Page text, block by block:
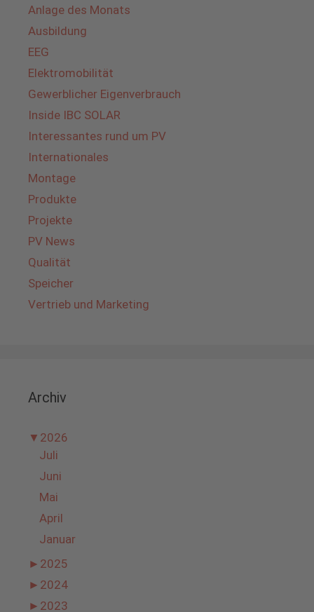
Anlage des Monats
Ausbildung
EEG
Elektromobilität
Gewerblicher Eigenverbrauch
Inside IBC SOLAR
Interessantes rund um PV
Internationales
Montage
Produkte
Projekte
PV News
Qualität
Speicher
Vertrieb und Marketing
Archiv
▼ 2026
Juli
Juni
Mai
April
Januar
► 2025
► 2024
► 2023